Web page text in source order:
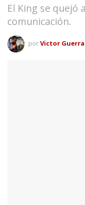
El King se quejó
comunicación.
porVictor Guerra